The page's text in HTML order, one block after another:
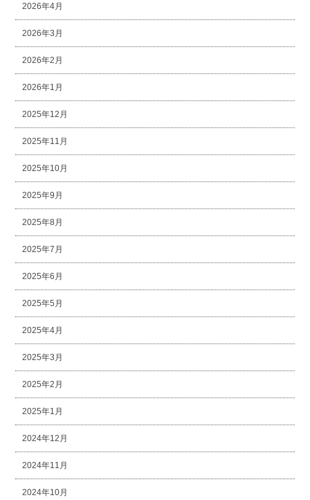
2026年4月
2026年3月
2026年2月
2026年1月
2025年12月
2025年11月
2025年10月
2025年9月
2025年8月
2025年7月
2025年6月
2025年5月
2025年4月
2025年3月
2025年2月
2025年1月
2024年12月
2024年11月
2024年10月